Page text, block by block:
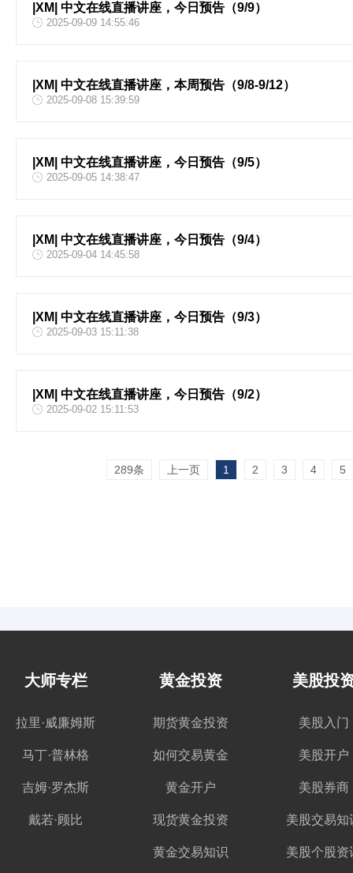
|XM| 中文在线直播讲座，今日预告（9/9）
2025-09-09 14:55:46
|XM| 中文在线直播讲座，本周预告（9/8-9/12）
2025-09-08 15:39:59
|XM| 中文在线直播讲座，今日预告（9/5）
2025-09-05 14:38:47
|XM| 中文在线直播讲座，今日预告（9/4）
2025-09-04 14:45:58
|XM| 中文在线直播讲座，今日预告（9/3）
2025-09-03 15:11:38
|XM| 中文在线直播讲座，今日预告（9/2）
2025-09-02 15:11:53
289条 上一页 1 2 3 4 5
大师专栏
拉里·威廉姆斯
马丁·普林格
吉姆·罗杰斯
戴若·顾比
黄金投资
期货黄金投资
如何交易黄金
黄金开户
现货黄金投资
黄金交易知识
美股投
美股入门
美股开户
美股券商
美股交易知
美股个股资